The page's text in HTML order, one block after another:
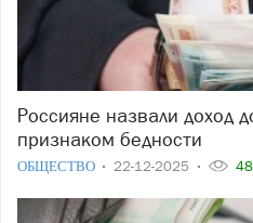
Россияне назвали доход до 50 тысяч рублей
признаком бедности
ОБЩЕСТВО 22-12-2025